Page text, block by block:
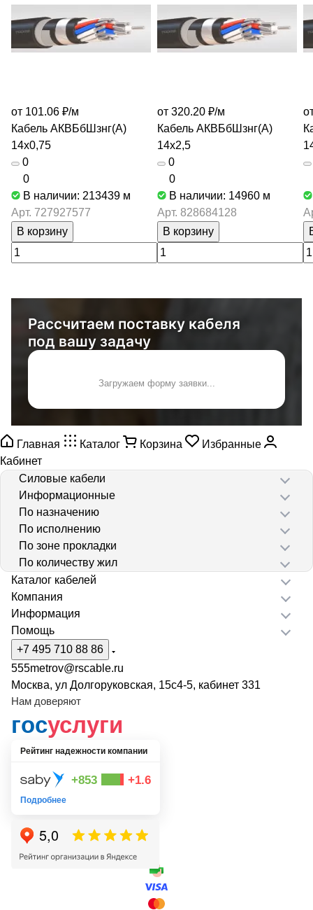
от 101.06 ₽/м
Кабель АКВБбШзнг(А)
14х0,75
0
0
В наличии: 213439 м
Арт. 727927577
В корзину
от 320.20 ₽/м
Кабель АКВБбШзнг(А)
14х2,5
0
0
В наличии: 14960 м
Арт. 828684128
В корзину
Рассчитаем поставку кабеля
под вашу задачу
Загружаем форму заявки...
Главная Каталог Корзина
Избранные
Кабинет
Силовые кабели
Информационные
По назначению
По исполнению
По зоне прокладки
По количеству жил
Каталог кабелей
Компания
Информация
Помощь
+7 495 710 88 86
555metrov@rscable.ru
Москва, ул Долгоруковская, 15с4-5, кабинет 331
Нам доверяют
госуслуги
Рейтинг надежности компании
+853 +1.6
Подробнее